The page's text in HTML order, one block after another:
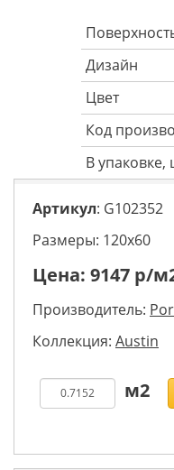
Дизайн
Цвет
Код
В упаковке,
Артикул: G102352
Размеры: 120х60
Цена: 9147 р/
Производитель:
Коллекция: Austin